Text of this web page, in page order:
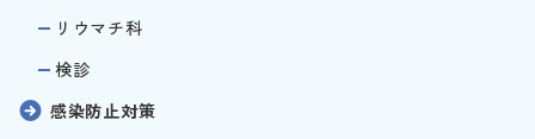
リウマチ科
検診
感染防止対策